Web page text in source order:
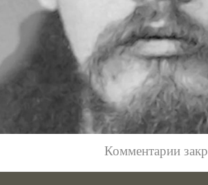
Комментарии